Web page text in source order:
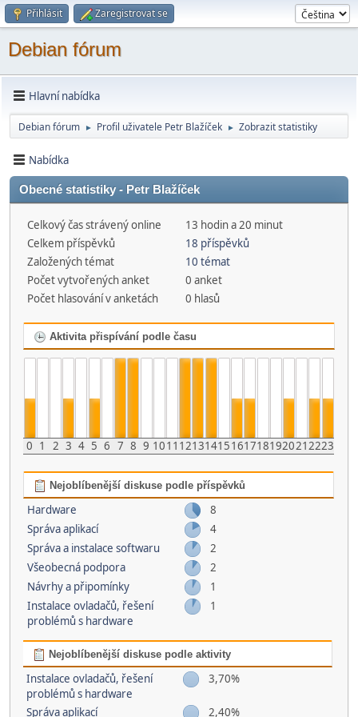
Přihlásit Zaregistrovat se
Debian fórum
Hlavní nabídka
Debian fórum ► Profil uživatele Petr Blažíček ► Zobrazit statistiky
Nabídka
Obecné statistiky - Petr Blažíček
Celkový čas strávený online
13 hodin a 20 minut
Celkem příspěvků
18 příspěvků
Založených témat
10 témat
Počet vytvořených anket
0 anket
Počet hlasování v anketách
0 hlasů
Aktivita přispívání podle času
0 1 2 3 4 5 6 7 8 9 1011 121314151617181920212223
Nejoblíbenější diskuse podle příspěvků
Hardware
8
Správa aplikací
4
Správa a instalace softwaru
2
Všeobecná podpora
2
Návrhy a připomínky
1
Instalace ovladačů, řešení
problémů s hardware
1
Nejoblíbenější diskuse podle aktivity
Instalace ovladačů, řešení
problémů s hardware
3,70%
Správa aplikací 2,40%